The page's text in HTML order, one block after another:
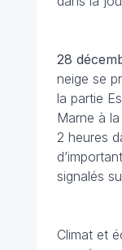
28
neige se
la partie
Marne à
2 heures
signalés
Climat et